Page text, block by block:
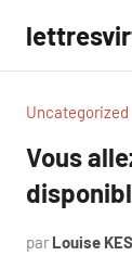
contenu
Uncategorized
Vous
par Louise